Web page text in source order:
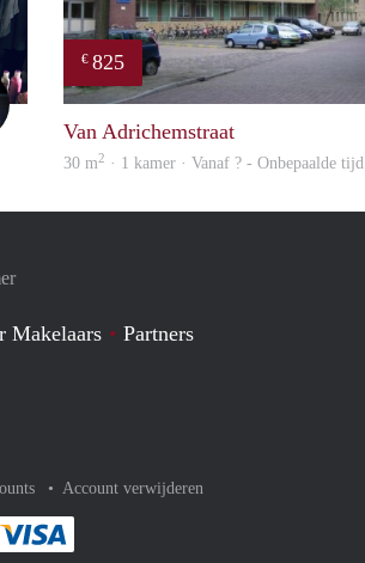
Karima
€ 825
Van Adrichemstraat
30 m2 · 1 kamer · Vanaf ? - Onbepaalde tijd
Makelaars
Partners
Account verwijderen
Paypalaf met Mastercard
gemakkelijk af met Meastro